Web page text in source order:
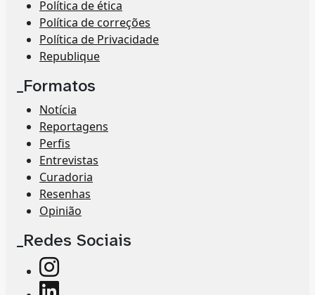
Política de ética
Política de correções
Política de Privacidade
Republique
_Formatos
Notícia
Reportagens
Perfis
Entrevistas
Curadoria
Resenhas
Opinião
_Redes Sociais